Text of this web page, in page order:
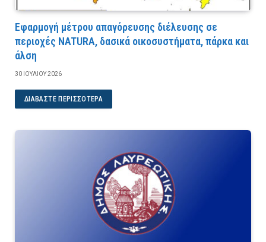
Εφαρμογή μέτρου απαγόρευσης διέλευσης σε
περιοχές NATURA, δασικά οικοσυστήματα, πάρκα και
άλση
30 ΙΟΥΛΊΟΥ 2026
ΔΙΑΒΆΣΤΕ ΠΕΡΙΣΣΌΤΕΡΑ